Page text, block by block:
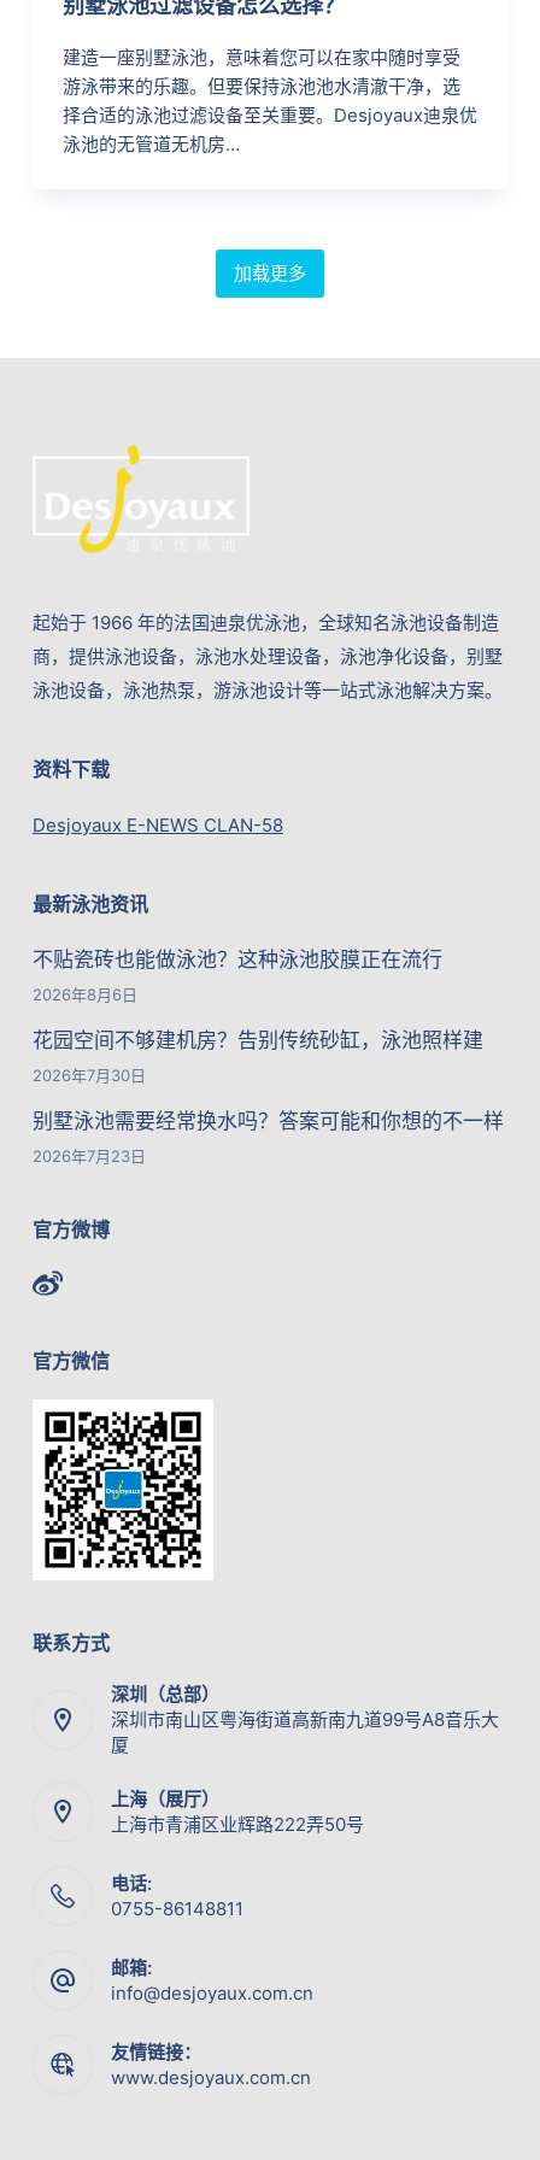
建造一座别墅泳池，意味着您可以在家中随时享受
游泳带来的乐趣。但要保持泳池池水清澈干净，选
择合适的泳池过滤设备至关重要。Desjoyaux迪泉优
泳池的无管道无机房…
加载更多
起始于 1966 年的法国迪泉优泳池，全球知名泳池设备制造
商，提供泳池设备，泳池水处理设备，泳池净化设备，别墅
泳池设备，泳池热泵，游泳池设计等一站式泳池解决方案。
资料下载
Desjoyaux E-NEWS CLAN-58
最新泳池资讯
不贴瓷砖也能做泳池？这种泳池胶膜正在流行
2026年8月6日
花园空间不够建机房？告别传统砂缸，泳池照样建
2026年7月30日
别墅泳池需要经常换水吗？答案可能和你想的不一样
2026年7月23日
官方微博
官方微信
联系方式
深圳（总部）
深圳市南山区粤海街道高新南九道99号A8音乐大
厦
上海（展厅）
上海市青浦区业辉路222弄50号
电话:
0755-86148811
邮箱:
info@desjoyaux.com.cn
友情链接：
www.desjoyaux.com.cn